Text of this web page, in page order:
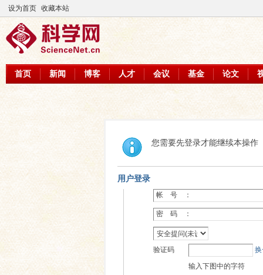
设为首页 收藏本站
首页 新闻 博客 人才 会议 基金 论文
您需要先登录才能继续本操作
用户登录
帐 号 ：
密 码 ：
验证码
输入下图中的字符